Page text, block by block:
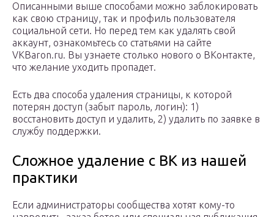
Описанными выше способами можно заблокировать
как свою страницу, так и профиль пользователя
социальной сети. Но перед тем как удалять свой
аккаунт, ознакомьтесь со статьями на сайте
VKBaron.ru. Вы узнаете столько нового о ВКонтакте,
что желание уходить пропадет.
Есть два способа удаления страницы, к которой
потерян доступ (забыт пароль, логин): 1)
восстановить доступ и удалить, 2) удалить по заявке в
службу поддержки.
Сложное удаление с ВК из нашей
практики
Если администраторы сообщества хотят кому-то